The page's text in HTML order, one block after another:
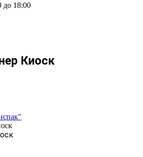
до 18:00
Киоск